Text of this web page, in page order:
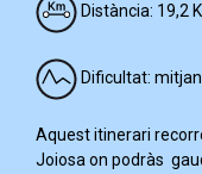
Distància: 19,2
Dificultat:
Aquest itinerari
Joiosa on podràs